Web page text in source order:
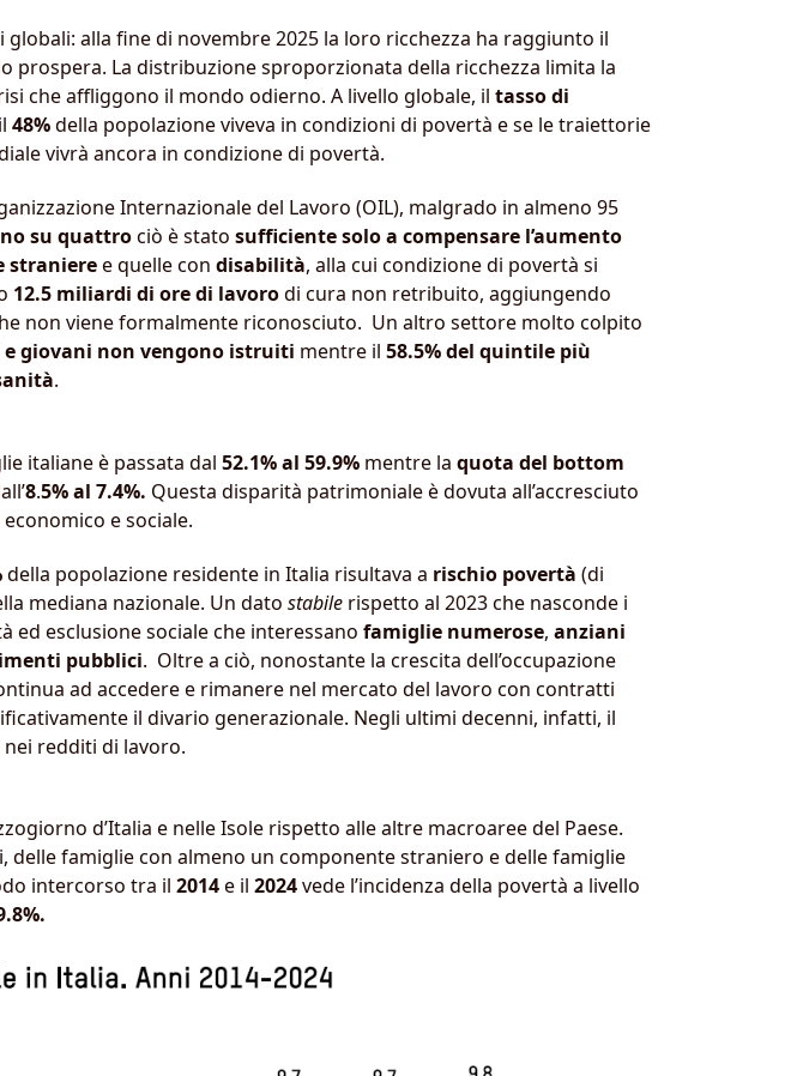
alla fine di novembre 2025 la loro ricchezza ha raggiunto il
prospera. La distribuzione sproporzionata della ricchezza limita la
che affliggono il mondo odierno. A livello globale, il tasso di
48%della popolazione viveva in condizioni di povertà e se le traiettorie
vivrà ancora in condizione di povertà.
Internazionale del Lavoro (OIL), malgrado in almeno 95
su quattrociò è stato sufficiente solo a compensare l’aumento
stranieree quelle con disabilità, alla cui condizione di povertà si
12.5 miliardi di ore di lavorodi cura non retribuito, aggiungendo
non viene formalmente riconosciuto. Un altro settore molto colpito
e giovani non vengono istruiti mentre il 58.5% del quintile più
.
italiane è passata dal 52.1% al 59.9% mentre la quota del bottom
8.5% al 7.4%. Questa disparità patrimoniale è dovuta all’accresciuto
e sociale.
della popolazione residente in Italia risultava a rischio povertà (di
mediana nazionale. Un dato stabile rispetto al 2023 che nasconde i
ed esclusione sociale che interessano famiglie numerose, anziani
pubblici. Oltre a ciò, nonostante la crescita dell’occupazione
ad accedere e rimanere nel mercato del lavoro con contratti
il divario generazionale. Negli ultimi decenni, infatti, il
redditi di lavoro.
d’Italia e nelle Isole rispetto alle altre macroaree del Paese.
famiglie con almeno un componente straniero e delle famiglie
intercorso tra il 2014e il 2024vede l’incidenza della povertà a livello